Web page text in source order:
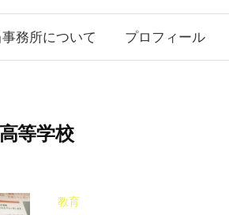
務所について プロフィール
等学校
教育